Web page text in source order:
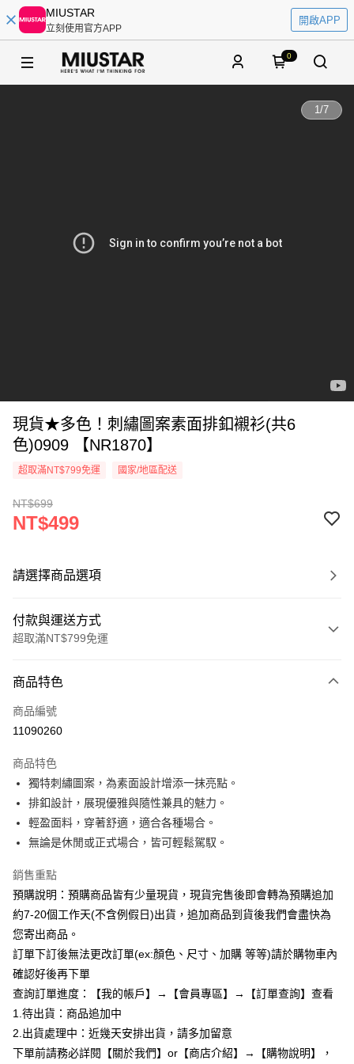
MIUSTAR
立刻使用官方APP
開啟APP
0
1/7
現貨★多色！刺繡圖案素面排釦襯衫(共6
色)0909 【NR1870】
超取滿NT$799免運 國家/地區配送
NT$699
NT$499
請選擇商品選項
付款與運送方式
超取滿NT$799免運
信用卡一次付款
超商取貨付款
Apple Pay
街口支付
悠遊付
Google Pay
全支付
【關於「AFTEE先享後付」】
AFTEE先享後付是「在收到商品之後才付款」的支付方式。 讓您購物簡單
便利好安心！
１．簡單：不需註冊會員、不需綁卡、不需儲值。
２．便利：只要手機號碼，簡訊認證，即可結帳。
３．安心：先確認商品／服務後，再付款。
ATM付款
運送方式
全家付款取貨
每筆NT$85，滿NT$799(含以上)免運費
商品特色
商品編號
11090260
商品特色
獨特刺繡圖案，為素面設計增添一抹亮點。
排釦設計，展現優雅與隨性兼具的魅力。
輕盈面料，穿著舒適，適合各種場合。
無論是休閒或正式場合，皆可輕鬆駕馭。
銷售重點
預購說明：預購商品皆有少量現貨，現貨完售後即會轉為預購追加
約7-20個工作天(不含例假日)出貨，追加商品到貨後我們會盡快為
您寄出商品。
訂單下訂後無法更改訂單(ex:顏色、尺寸、加購 等等)請於購物車內
確認好後再下單
查詢訂單進度：【我的帳戶】→【會員專區】→【訂單查詢】查看
1.待出貨：商品追加中
2.出貨處理中：近幾天安排出貨，請多加留意
下單前請務必詳閱【關於我們】or【商店介紹】→【購物說明】，